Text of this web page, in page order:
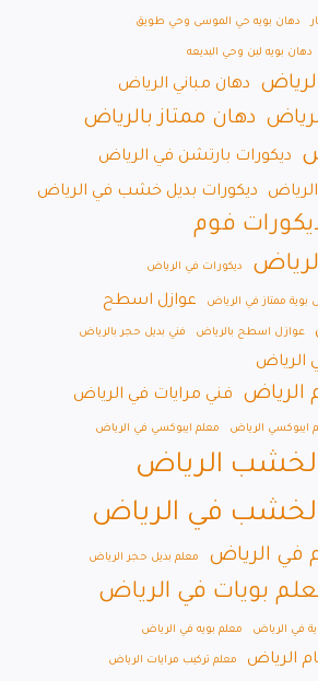
دهان بويه حي الموسى وحي طويق
دهان بويه لبن وحي البديعه
دهان مباني الرياض
دهان ممتاز بالرياض
ديكورات بارتشن في الرياض
ديكورات بديل خشب في الرياض
فوم
ديكورات في الرياض
بوية ممتاز في الرياض
عوازل اسطح
عوازل اسطح بالرياض فني بديل حجر بالرياض
الرياض
الرياض فني مرايات في الرياض
ايبوكسي الرياض معلم ايبوكسي في الرياض
الرياض
في الرياض
في الرياض معلم بديل حجر الرياض
بويات في الرياض
في الرياض معلم بويه في الرياض
الرياض معلم تركيب مرايات الرياض